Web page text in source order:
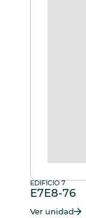
EDIFICIO 7
E7E8-76
Ver unidad